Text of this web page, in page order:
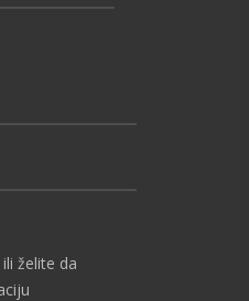
želite da